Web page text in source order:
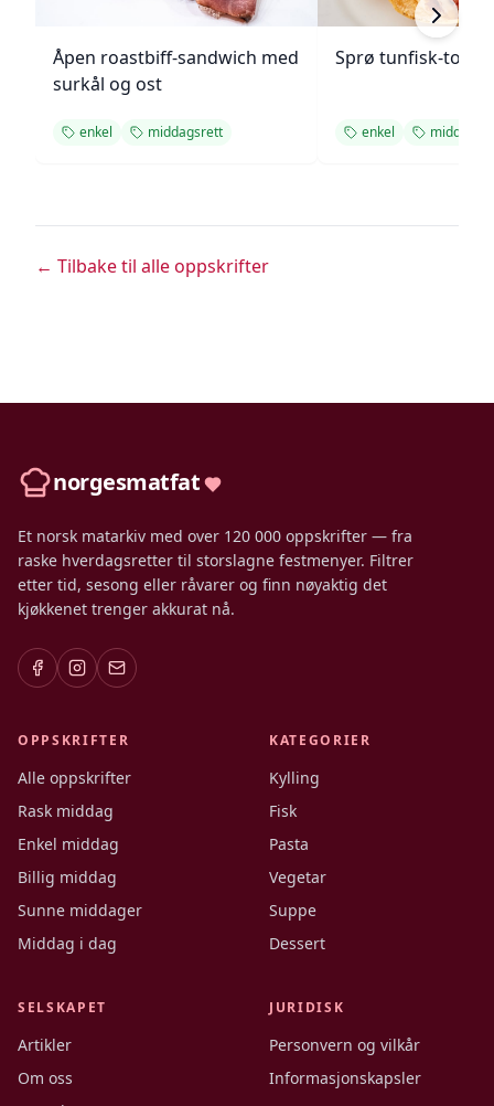
Åpen roastbiff-sandwich med
surkål og ost
enkel middagsrett
Sprø tunfisk-
enkel
← Tilbake til alle oppskrifter
norgesmatfat
Et norsk matarkiv med over 120 000 oppskrifter — fra
raske hverdagsretter til storslagne festmenyer. Filtrer
etter tid, sesong eller råvarer og finn nøyaktig det
kjøkkenet trenger akkurat nå.
OPPSKRIFTER
Alle oppskrifter
Rask middag
Enkel middag
Billig middag
Sunne middager
Middag i dag
KATEGORIER
Kylling
Fisk
Pasta
Vegetar
Suppe
Dessert
SELSKAPET
Artikler
Om oss
JURIDISK
Personvern og vilkår
Informasjonskapsler